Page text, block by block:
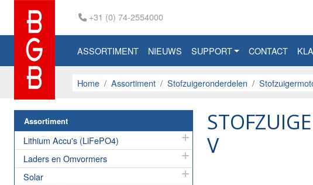
+31 (0) 74-2554000
ASSORTIMENT NIEUWS SUPPORT CONTACT
Home Assortiment Stofzuigeronderdelen
Assortiment
Lithium Accu's (LiFePO4)
Laders en Omvormers
Solar
V